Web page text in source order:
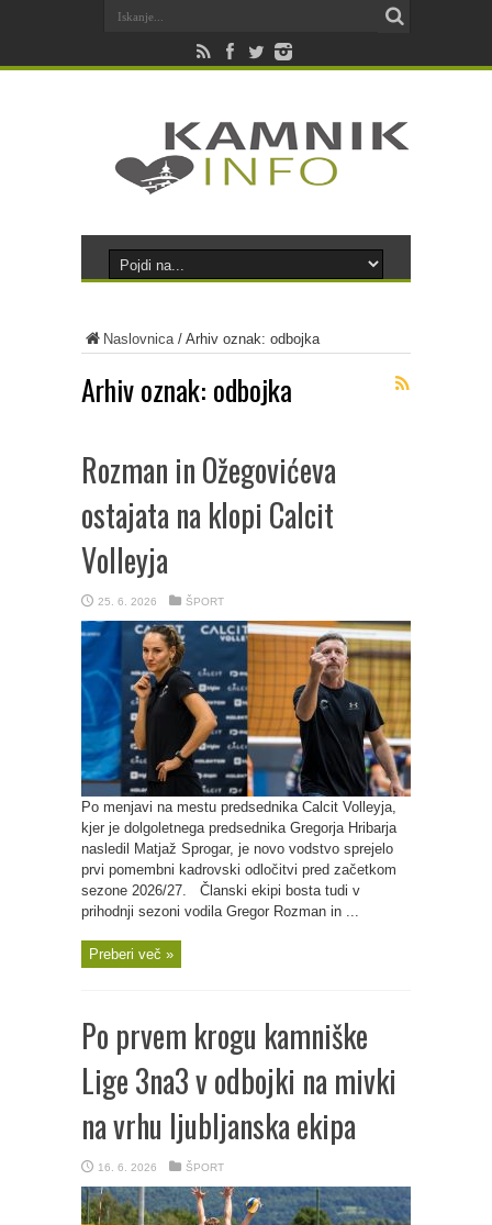
Naslovnica/ Arhiv oznak: odbojka
Arhiv oznak: odbojka
Rozman in Ožegovićeva
ostajata na klopi Calcit
Volleyja
25. 6. 2026 ŠPORT
Po menjavi na mestu predsednika Calcit Volleyja,
kjer je dolgoletnega predsednika Gregorja Hribarja
nasledil Matjaž Sprogar, je novo vodstvo sprejelo
prvi pomembni kadrovski odločitvi pred začetkom
sezone 2026/27. Članski ekipi bosta tudi v
prihodnji sezoni vodila Gregor Rozman in ...
Preberi več »
Po prvem krogu kamniške
Lige 3na3 v odbojki na mivki
na vrhu ljubljanska ekipa
16. 6. 2026 ŠPORT